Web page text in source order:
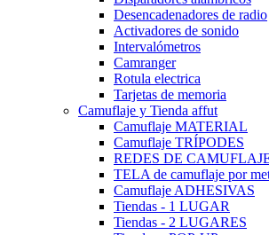
Desencadenadores de radio
Activadores de sonido
Intervalómetros
Camranger
Rotula electrica
Tarjetas de memoria
Camuflaje y Tienda affut
Camuflaje MATERIAL
Camuflaje TRÍPODES
REDES DE
TELA de camuflaje por
Camuflaje ADHESIVAS
Tiendas - 1 LUGAR
Tiendas - 2 LUGARES